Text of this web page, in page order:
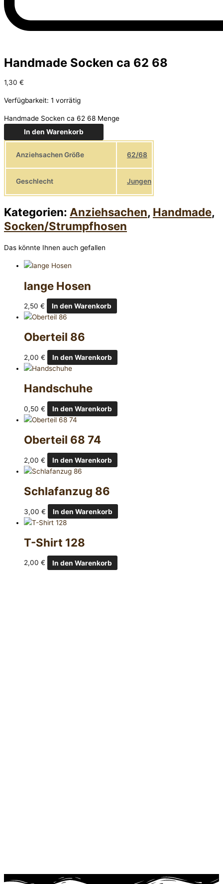
Handmade Socken ca 62 68
1,30 €
Verfügbarkeit: 1 vorrätig
Handmade Socken ca 62 68 Menge
In den Warenkorb
Anziehsachen Größe 62/68
Geschlecht Jungen
Kategorien: Anziehsachen, Handmade,
Socken/Strumpfhosen
Das könnte Ihnen auch gefallen
lange Hosen
2,50 € In den Warenkorb
Oberteil 86
2,00 € In den Warenkorb
Handschuhe
0,50 € In den Warenkorb
Oberteil 68 74
2,00 € In den Warenkorb
Schlafanzug 86
3,00 € In den Warenkorb
T-Shirt 128
2,00 € In den Warenkorb